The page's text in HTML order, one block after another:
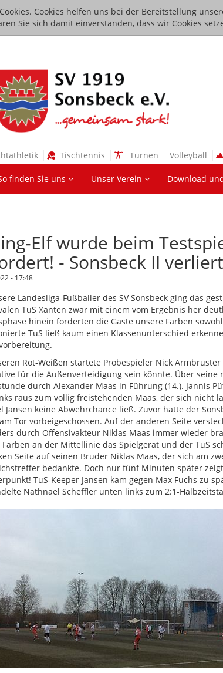
Cookies helfen uns bei der Bereitstellung
Sie sich damit einverstanden, dass wir Cookies
Tischtennis Turnen Volleyball
finden Sie uns Unser Verein Download
Elf wurde beim
- Sonsbeck II
- 17:48
Landesliga-Fußballer des SV Sonsbeck ging das
TuS Xanten zwar mit einem vom Ergebnis her
hinein forderten die Gäste unsere Farben
TuS ließ kaum einen Klassenunterschied
Rot-Weißen startete Probespieler Nick
für die Außenverteidigung sein könnte. Über seine
durch Alexander Maas in Führung (14.). Jannis
raus zum völlig freistehenden Maas, der sich nicht
Jansen keine Abwehrchance ließ. Zuvor hatte der
Tor vorbeigeschossen. Auf der anderen Seite
durch Offensivakteur Niklas Maas immer wieder
Farben an der Mittellinie das Spielgerät und der TuS
Seite auf seinen Bruder Niklas Maas, der sich am
bedankte. Doch nur fünf Minuten später
TuS-Keeper Jansen kam gegen Max Fuchs zu
Nathnael Scheffler unten links zum 2:1-